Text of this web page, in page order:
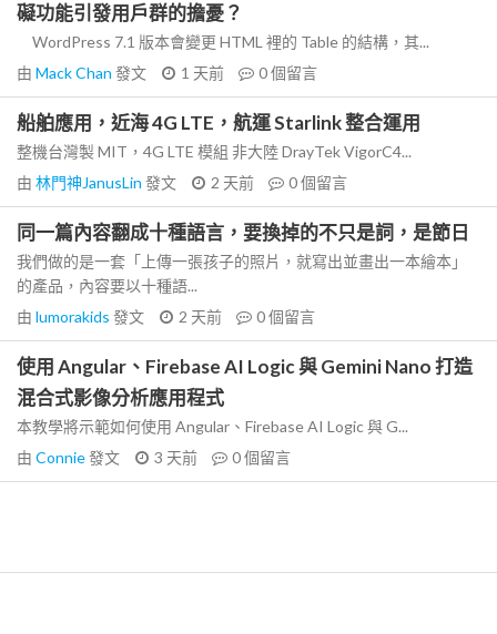
礙功能引發用戶群的擔憂？
WordPress 7.1 版本會變更 HTML 裡的 Table 的結構，其...
由 Mack Chan 發文 1 天前 0個留言
船舶應用，近海 4G LTE，航運 Starlink 整合運用
整機台灣製 MIT，4G LTE 模組 非大陸 DrayTek VigorC4...
由 林門神JanusLin 發文 2 天前 0個留言
同一篇內容翻成十種語言，要換掉的不只是詞，是節日
我們做的是一套「上傳一張孩子的照片，就寫出並畫出一本繪本」
的產品，內容要以十種語...
由 lumorakids 發文 2 天前 0個留言
使用 Angular、Firebase AI Logic 與 Gemini Nano 打造
混合式影像分析應用程式
本教學將示範如何使用 Angular、Firebase AI Logic 與 G...
由 Connie發文 3 天前 0個留言